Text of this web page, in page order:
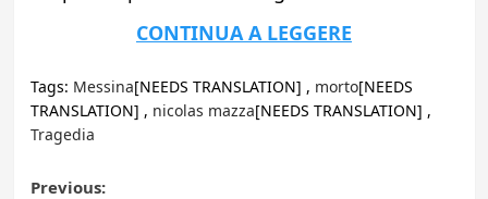
CONTINUA A LEGGERE
Tags: Messina[NEEDS TRANSLATION] , morto[NEEDS
TRANSLATION] , nicolas mazza[NEEDS TRANSLATION] ,
Tragedia
Previous: